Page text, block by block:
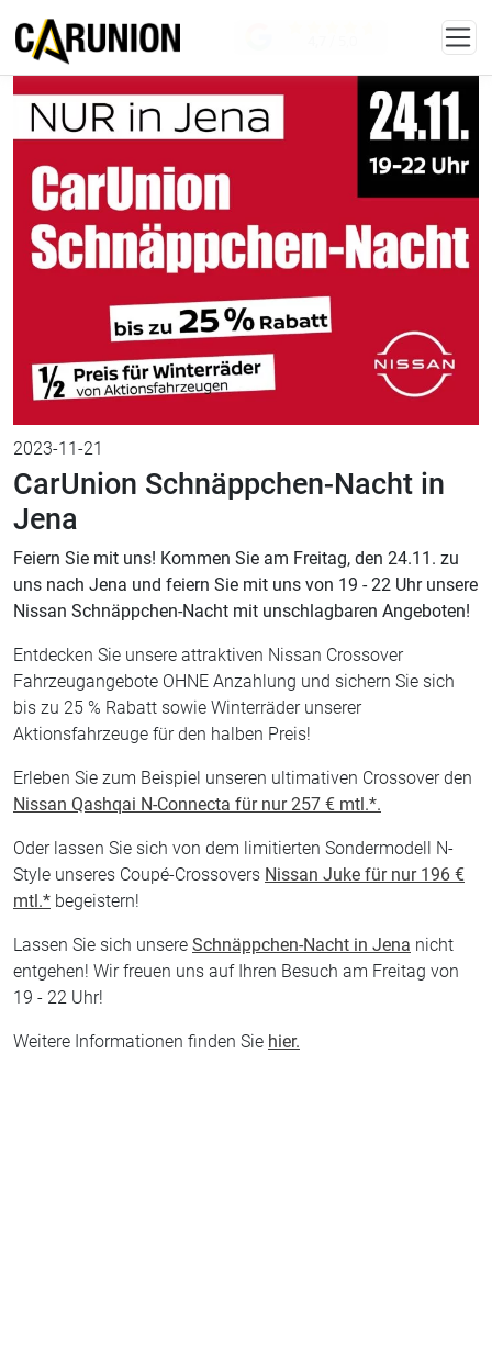
KONTAKT
2023-11-21
CarUnion Schnäppchen-Nacht in
Jena
Feiern Sie mit uns! Kommen Sie am Freitag, den 24.11. zu
uns nach Jena und feiern Sie mit uns von 19 - 22 Uhr unsere
Nissan Schnäppchen-Nacht mit unschlagbaren Angeboten!
Entdecken Sie unsere attraktiven Nissan Crossover
Fahrzeugangebote OHNE Anzahlung und sichern Sie sich
bis zu 25 % Rabatt sowie Winterräder unserer
Aktionsfahrzeuge für den halben Preis!
Erleben Sie zum Beispiel unseren ultimativen Crossover den
Nissan Qashqai N-Connecta für nur 257 € mtl.*.
Oder lassen Sie sich von dem limitierten Sondermodell N-
Style unseres Coupé-Crossovers Nissan Juke für nur 196 €
mtl.* begeistern!
Lassen Sie sich unsere Schnäppchen-Nacht in Jena nicht
entgehen! Wir freuen uns auf Ihren Besuch am Freitag von
19 - 22 Uhr!
Weitere Informationen finden Sie hier.